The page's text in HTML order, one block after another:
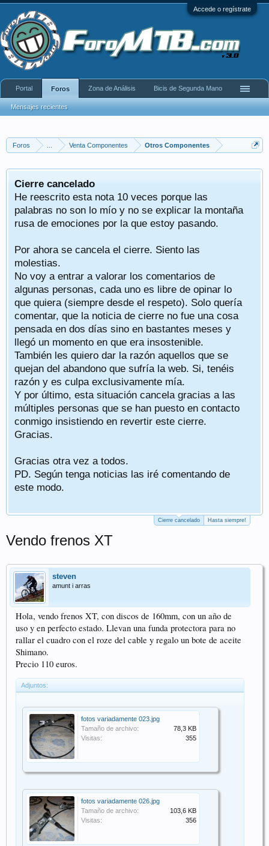
Accede o regístrate
Foros Venta Componentes Otros Componentes
Cierre cancelado
He reescrito esta nota 10 veces porque las
palabras no son lo mío y no se explicar la montaña
rusa de emociones por la que estoy pasando.
Por ahora se cancela el cierre. Siento las
molestias.
No voy a entrar a valorar los comentarios de
algunas personas, cada uno es libre de opinar lo
que quiera (siempre desde el respeto). Solo quería
comentar, que la noticia de cierre no fue una cosa
pensada en dos días sino en bastantes meses y
llegó un momento en que era insostenible.
También les quiero dar la razón aquellos que se
quejan del abandono que sufría la web. Si, tenéis
razón y es culpa exclusivamente mía.
Y por último, esta situación cancela gracias a las
múltiples personas que se han puesto en contacto
conmigo insistiendo en revertir este cierre.
Gracias.
Gracias otra vez a todos.
PD. Según tenga noticias las iré comentando de
este modo.
Cierre cancelado Hasta siempre!
Vendo frenos XT
steven
amunt i arras
Hola, vendo frenos XT, con discos de 160mm, con un año de
uso y en perfecto estado. Llevan una funda protectora para no
rallar el cuadro con el roze del cable y regalo un bote de aceite
Shimano.
Precio 110 euros.
Adjuntos:
fotos variadamente 023.jpg
Tamaño de archivo:
78,3 KB
Visitas:
355
fotos variadamente 026.jpg
Tamaño de archivo:
103,6 KB
Visitas:
356
Portal Foros
Mensajes recientes
Zona de Análisis Bicis de Segunda Mano